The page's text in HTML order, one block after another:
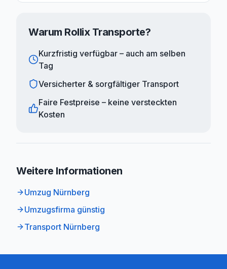
Warum Rollix Transporte?
Kurzfristig verfügbar – auch am selben
Tag
Versicherter & sorgfältiger Transport
Faire Festpreise – keine versteckten
Kosten
Weitere Informationen
Umzug Nürnberg
Umzugsfirma günstig
Transport Nürnberg